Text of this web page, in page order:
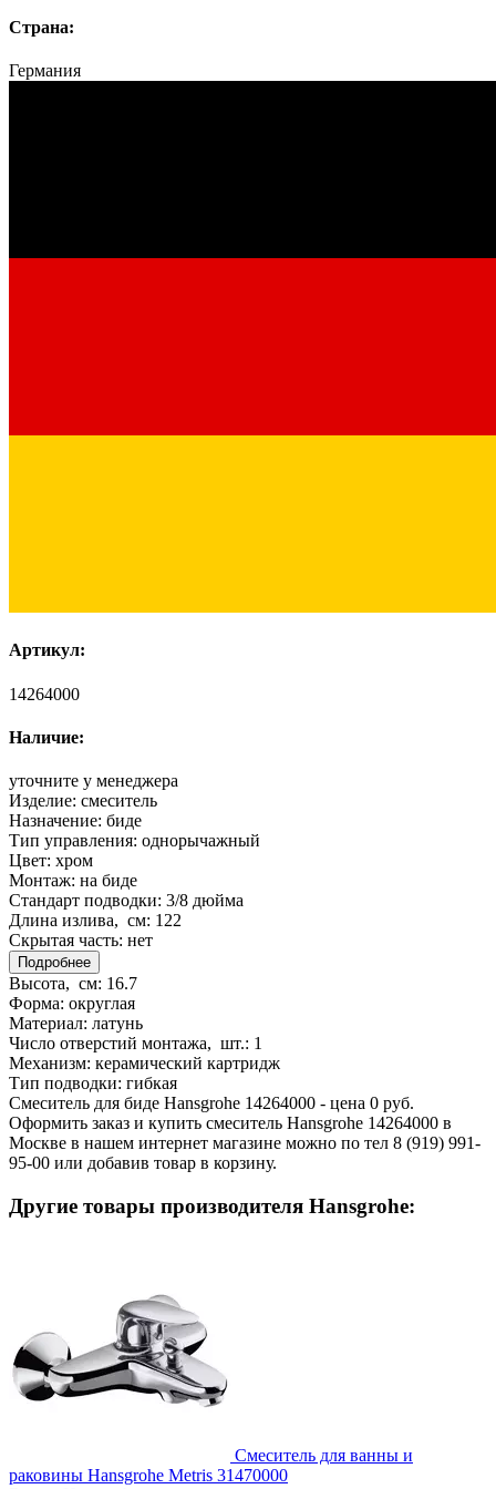
Страна:
Германия
Артикул:
14264000
Наличие:
уточните у менеджера
Изделие: смеситель
Назначение: биде
Тип управления: однорычажный
Цвет: хром
Монтаж: на биде
Стандарт подводки: 3/8 дюйма
Длина излива, см: 122
Скрытая часть: нет
Подробнее
Высота, см: 16.7
Форма: округлая
Материал: латунь
Число отверстий монтажа, шт.: 1
Механизм: керамический картридж
Тип подводки: гибкая
Смеситель для биде Hansgrohe 14264000 - цена 0 руб.
Оформить заказ и купить смеситель Hansgrohe 14264000 в
Москве в нашем интернет магазине можно по тел 8 (919) 991-
95-00 или добавив товар в корзину.
Другие товары производителя Hansgrohe:
Смеситель для ванны и
раковины Hansgrohe Metris 31470000